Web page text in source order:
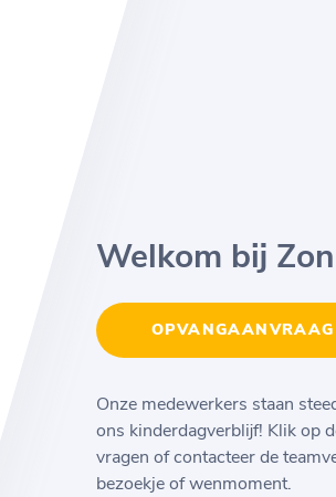
Welkom bij
OPVANGAANVRAAG
Onze medewerkers staan
ons kinderdagverblijf! Klik op
vragen of contacteer de
bezoekje of wenmoment.